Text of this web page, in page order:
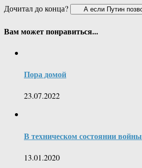
Дочитал до конца?
Вам может понравиться...
Пора домой
23.07.2022
В техническом состоянии войны
13.01.2020